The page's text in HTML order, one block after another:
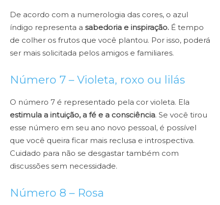
De acordo com a numerologia das cores, o azul
índigo representa a sabedoria e inspiração. É tempo
de colher os frutos que você plantou. Por isso, poderá
ser mais solicitada pelos amigos e familiares.
Número 7 – Violeta, roxo ou lilás
O número 7 é representado pela cor violeta. Ela
estimula a intuição, a fé e a consciência. Se você tirou
esse número em seu ano novo pessoal, é possível
que você queira ficar mais reclusa e introspectiva.
Cuidado para não se desgastar também com
discussões sem necessidade.
Número 8 – Rosa